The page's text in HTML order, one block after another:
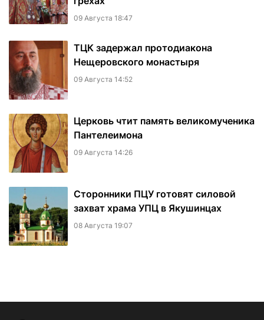
09 Августа 18:47
ТЦК задержал протодиакона
Нещеровского монастыря
09 Августа 14:52
Церковь чтит память великомученика
Пантелеимона
09 Августа 14:26
Сторонники ПЦУ готовят силовой
захват храма УПЦ в Якушинцах
08 Августа 19:07